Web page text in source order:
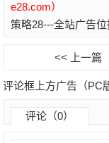
e28.com）
策略28---全站广告位
<< 上一篇
评论框上方广告（PC
评论（0）